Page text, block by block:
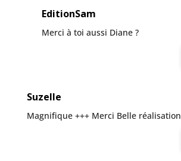
EditionSam
Merci à toi aussi Diane ?
Suzelle
Magnifique +++ Merci Belle réalisation